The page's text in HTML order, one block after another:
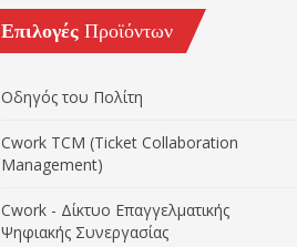
ΕπιλογέςΠροϊόντων
Οδηγός του Πολίτη
Cwork TCM (Ticket Collaboration
Management)
Cwork - Δίκτυο Επαγγελματικής
Ψηφιακής Συνεργασίας